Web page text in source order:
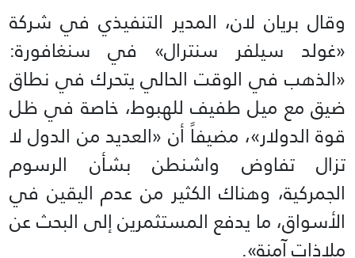
وقال بريان لان، المدير التنفيذي في شركة
«غولد سيلفر سنترال» في سنغافورة:
«الذهب في الوقت الحالي يتحرك في نطاق
ضيق مع ميل طفيف للهبوط، خاصة في ظل
قوة الدولار»، مضيفاً أن «العديد من الدول لا
تزال تفاوض واشنطن بشأن الرسوم
الجمركية، وهناك الكثير من عدم اليقين في
الأسواق، ما يدفع المستثمرين إلى البحث عن
ملاذات آمنة».